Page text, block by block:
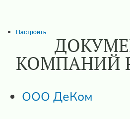
Настроить
КОМПАНИЙ
ООО ДеКом